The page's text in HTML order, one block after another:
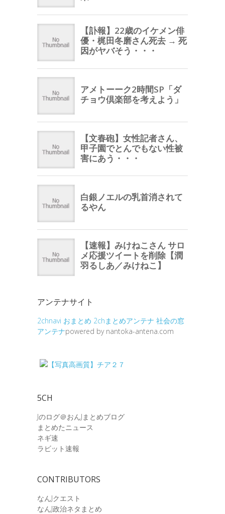
アンテナサイト
2chnavi おまとめ 2chまとめアンテナ 社会の窓
アンテナpowered by nantoka-antena.com
5CH
Jのログ＠おんJまとめブログ
まとめたニュース
ネギ速
ラビット速報
CONTRIBUTORS
なんJクエスト
なんJ政治ネタまとめ